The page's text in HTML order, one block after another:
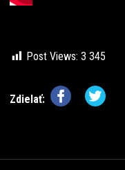
Post Views: 3 345
Zdielať: